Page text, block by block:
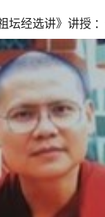
坛经选讲》讲授